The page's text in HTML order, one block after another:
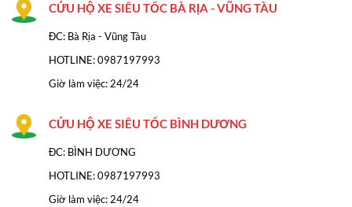
CỨU HỘ XE SIÊU TỐC BÀ RỊA - VŨNG TÀU
ĐC: Bà Rịa - Vũng Tàu
HOTLINE: 0987197993
Giờ làm việc: 24/24
CỨU HỘ XE SIÊU TỐC BÌNH DƯƠNG
ĐC: BÌNH DƯƠNG
HOTLINE: 0987197993
Giờ làm việc: 24/24